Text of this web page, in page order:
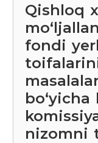
Qishloq
fondi
nizomni